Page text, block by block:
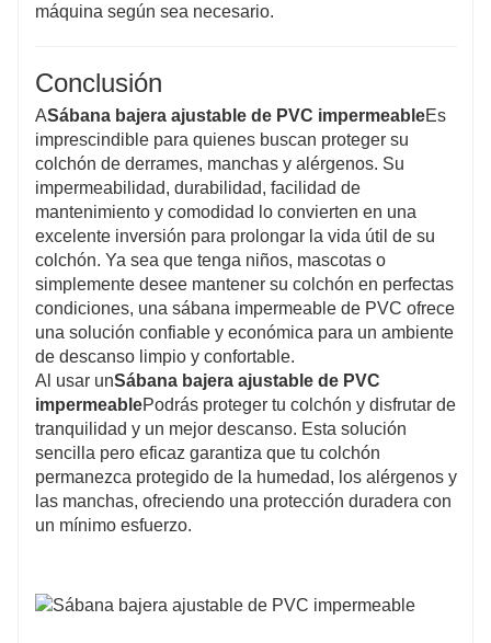
máquina según sea necesario.
Conclusión
ASábana bajera ajustable de PVC impermeableEs
imprescindible para quienes buscan proteger su
colchón de derrames, manchas y alérgenos. Su
impermeabilidad, durabilidad, facilidad de
mantenimiento y comodidad lo convierten en una
excelente inversión para prolongar la vida útil de su
colchón. Ya sea que tenga niños, mascotas o
simplemente desee mantener su colchón en perfectas
condiciones, una sábana impermeable de PVC ofrece
una solución confiable y económica para un ambiente
de descanso limpio y confortable.
Al usar unSábana bajera ajustable de PVC
impermeablePodrás proteger tu colchón y disfrutar de
tranquilidad y un mejor descanso. Esta solución
sencilla pero eficaz garantiza que tu colchón
permanezca protegido de la humedad, los alérgenos y
las manchas, ofreciendo una protección duradera con
un mínimo esfuerzo.